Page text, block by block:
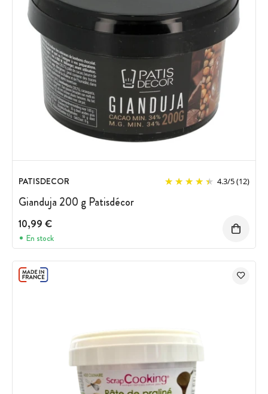
PATISDECOR 4.3/5(12)
Gianduja 200 g Patisdécor
10,99 €
En stock